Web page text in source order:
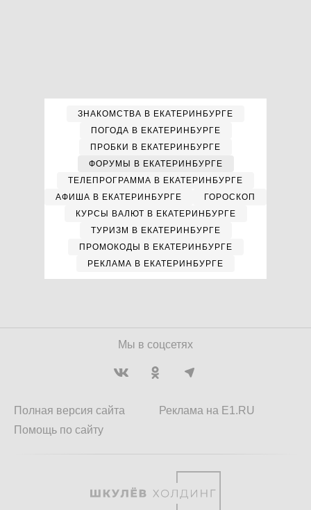
ЗНАКОМСТВА В ЕКАТЕРИНБУРГЕ
ПОГОДА В ЕКАТЕРИНБУРГЕ
ПРОБКИ В ЕКАТЕРИНБУРГЕ
ФОРУМЫ В ЕКАТЕРИНБУРГЕ
ТЕЛЕПРОГРАММА В ЕКАТЕРИНБУРГЕ
АФИША В ЕКАТЕРИНБУРГЕ
ГОРОСКОП
КУРСЫ ВАЛЮТ В ЕКАТЕРИНБУРГЕ
ТУРИЗМ В ЕКАТЕРИНБУРГЕ
ПРОМОКОДЫ В ЕКАТЕРИНБУРГЕ
РЕКЛАМА В ЕКАТЕРИНБУРГЕ
Мы в соцсетях
Полная версия сайта
Помощь по сайту
Реклама на E1.RU